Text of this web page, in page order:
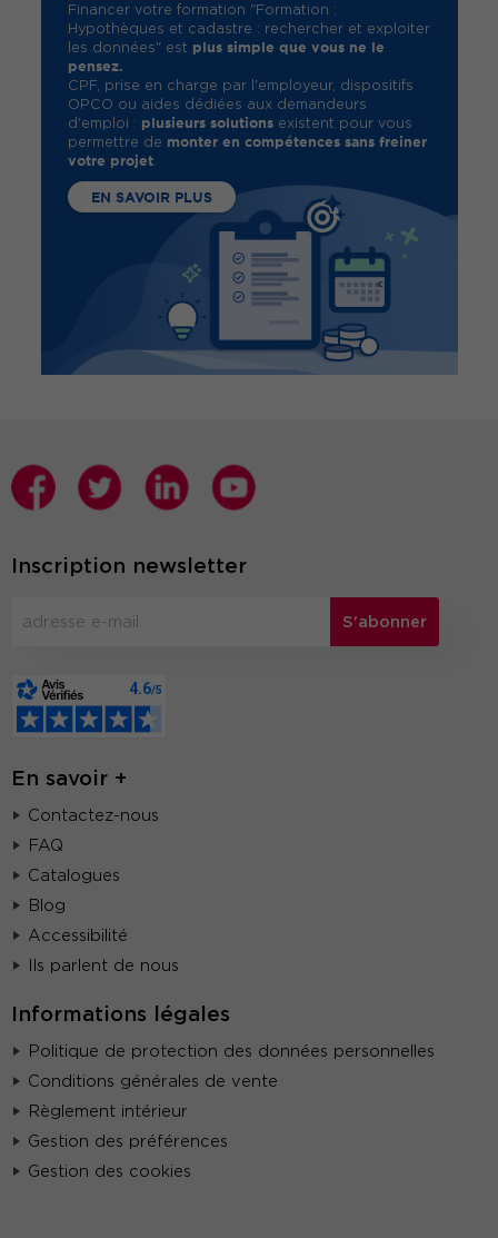
Financer votre formation "Formation :
Hypothèques et cadastre : rechercher et exploiter
les données" est plus simple que vous ne le
pensez.
CPF, prise en charge par l'employeur, dispositifs
OPCO ou aides dédiées aux demandeurs
d'emploi : plusieurs solutionsexistent pour vous
permettre de monter en compétences sans freiner
votre projet.
EN SAVOIR PLUS
Inscription newsletter
S'abonner
En savoir +
Contactez-nous
FAQ
Catalogues
Blog
Accessibilité
Ils parlent de nous
Informations légales
Politique de protection des données personnelles
Conditions générales de vente
Règlement intérieur
Gestion des préférences
Gestion des cookies